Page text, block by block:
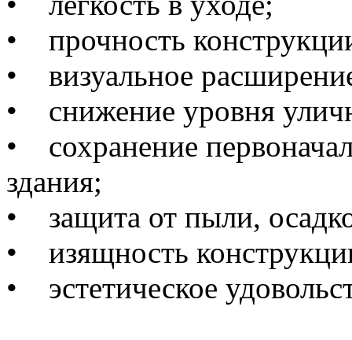
• прочность
• визуальное
• снижение уровня
• сохранение
здания;
• защита от пыли,
• изящность
• эстетическое